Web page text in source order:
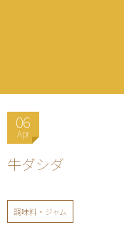
06
Apr
牛ダシダ
調味料・ジャム